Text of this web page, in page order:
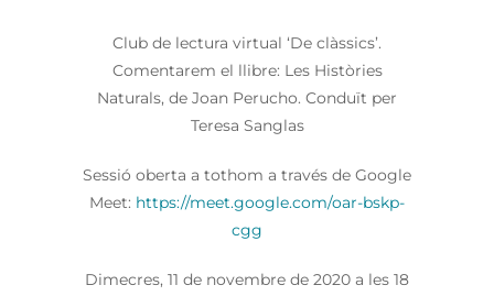
Club de lectura virtual ‘De clàssics’.
Comentarem el llibre: Les Històries
Naturals, de Joan Perucho. Conduït per
Teresa Sanglas
Sessió oberta a tothom a través de Google
Meet: https://meet.google.com/oar-bskp-
cgg
Dimecres, 11 de novembre de 2020 a les 18